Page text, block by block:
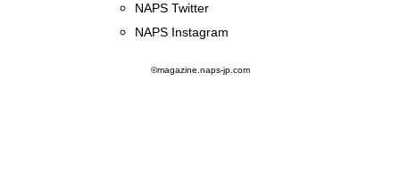
NAPS Twitter
NAPS Instagram
©magazine.naps-jp.com